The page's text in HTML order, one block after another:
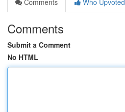
Comments
Who Upvoted
Comments
Submit a Comment
No HTML